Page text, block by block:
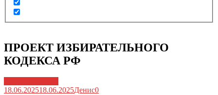
ПРОЕКТ ИЗБИРАТЕЛЬНОГО
КОДЕКСА РФ
18.06.202518.06.2025Денис0